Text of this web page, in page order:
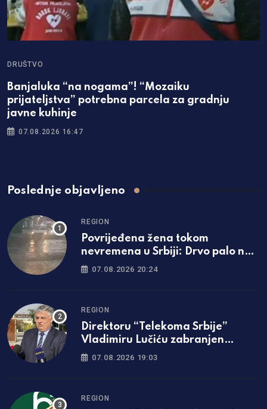
DRUŠTVO
Banjaluka “na nogama”! “Mozaiku
prijateljstva” potrebna parcela za gradnju
javne kuhinje
07.08.2026 16:47
Poslednje objavljeno
REGION
Povrijeđena žena tokom
nevremena u Srbiji: Drvo palo na
nju, hitno prevezena u bolnicu
07.08.2026 20:24
REGION
Direktoru “Telekoma Srbije”
Vladimiru Lučiću zabranjen
ulazak na Kosmet
07.08.2026 19:03
REGION